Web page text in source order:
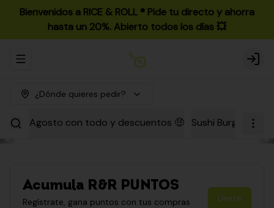
Bienvenidos a RICE & ROLL ®️ Pide tu directo y ahorra
hasta un 20%. Abierto todos los días 💥
Abrir menu de navegación Login
¿Dónde quieres pedir?
Agosto con todo y descuentos 🤑 Sushi Burgers
Acumula R&R PUNTOS
Regístrate, gana puntos con tus compras
Únete